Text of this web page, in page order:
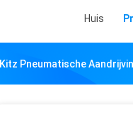
Huis
Kitz Pneumatische